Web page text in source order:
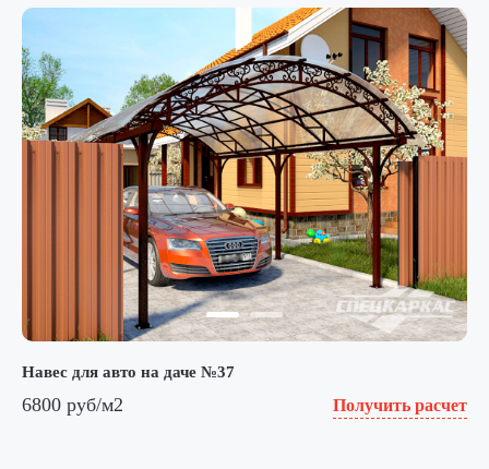
Навес для авто на даче №37
6800 руб/м2 Получить расчет